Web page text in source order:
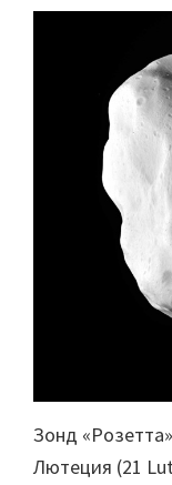
Зонд
Лютеция (21